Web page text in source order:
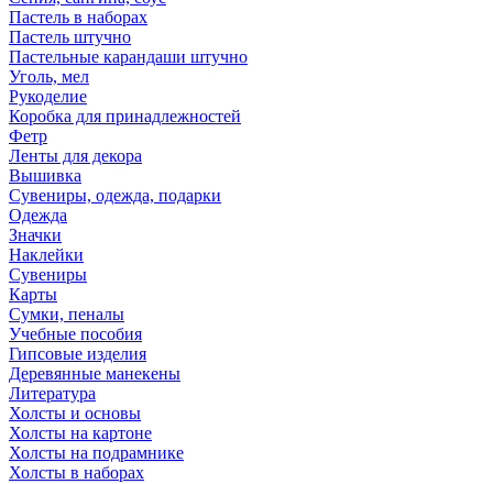
Пастель в наборах
Пастель штучно
Пастельные карандаши штучно
Уголь, мел
Рукоделие
Коробка для принадлежностей
Фетр
Ленты для декора
Вышивка
Сувениры, одежда, подарки
Одежда
Значки
Наклейки
Сувениры
Карты
Сумки, пеналы
Учебные пособия
Гипсовые изделия
Деревянные манекены
Литература
Холсты и основы
Холсты на картоне
Холсты на подрамнике
Холсты в наборах